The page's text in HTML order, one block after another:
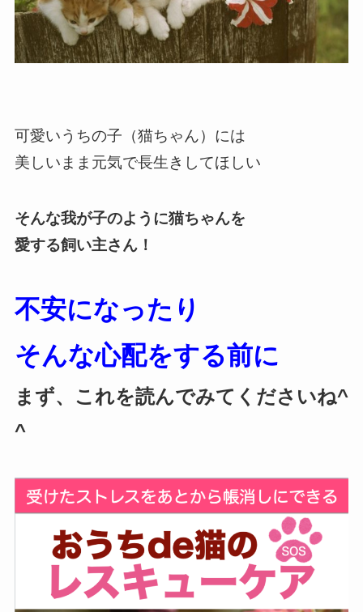
可愛いうちの子（猫ちゃん）には
美しいまま元気で長生きしてほしい
そんな我が子のように猫ちゃんを
愛する飼い主さん！
不安になったり
そんな心配をする前に
まず、これを読んでみてくださいね^
^